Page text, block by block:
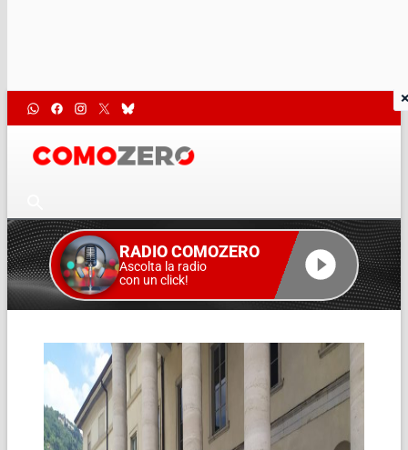
RADIO COMOZERO
Ascolta la radio
con un click!